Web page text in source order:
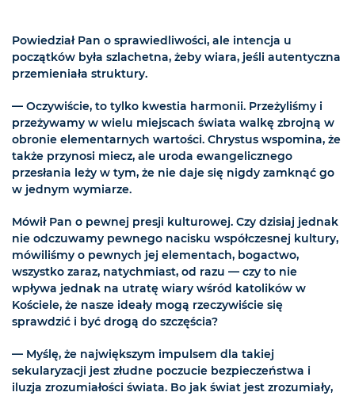
Powiedział Pan o sprawiedliwości, ale intencja u
początków była szlachetna, żeby wiara, jeśli autentyczna
przemieniała struktury.
— Oczywiście, to tylko kwestia harmonii. Przeżyliśmy i
przeżywamy w wielu miejscach świata walkę zbrojną w
obronie elementarnych wartości. Chrystus wspomina, że
także przynosi miecz, ale uroda ewangelicznego
przesłania leży w tym, że nie daje się nigdy zamknąć go
w jednym wymiarze.
Mówił Pan o pewnej presji kulturowej. Czy dzisiaj jednak
nie odczuwamy pewnego nacisku współczesnej kultury,
mówiliśmy o pewnych jej elementach, bogactwo,
wszystko zaraz, natychmiast, od razu — czy to nie
wpływa jednak na utratę wiary wśród katolików w
Kościele, że nasze ideały mogą rzeczywiście się
sprawdzić i być drogą do szczęścia?
— Myślę, że największym impulsem dla takiej
sekularyzacji jest złudne poczucie bezpieczeństwa i
iluzja zrozumiałości świata. Bo jak świat jest zrozumiały,